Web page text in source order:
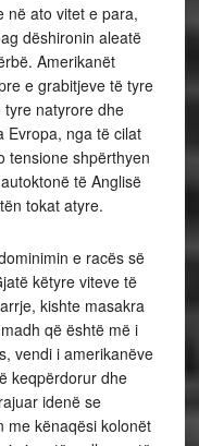
në ato vitet e para,
dëshironin aleatë
Amerikanët
e grabitjeve të tyre
natyrore dhe
Evropa, nga të cilat
tensione shpërthyen
të Anglisë
tokat atyre.
e racës së
këtyre viteve të
kishte masakra
që është më i
vendi i amerikanëve
keqpërdorur dhe
idenë se
me kënaqësi kolonët